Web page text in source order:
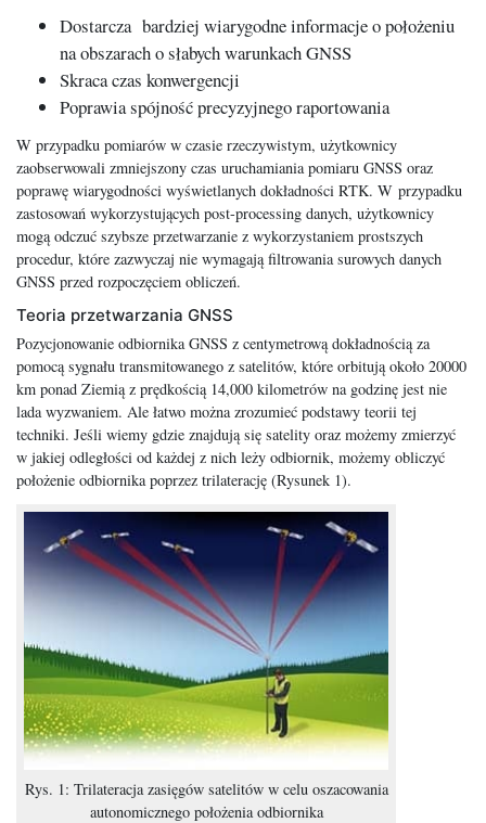
Dostarcza bardziej wiarygodne informacje o położeniu
na obszarach o słabych warunkach GNSS
Skraca czas konwergencji
Poprawia spójność precyzyjnego raportowania
W przypadku pomiarów w czasie rzeczywistym, użytkownicy
zaobserwowali zmniejszony czas uruchamiania pomiaru GNSS oraz
poprawę wiarygodności wyświetlanych dokładności RTK. W przypadku
zastosowań wykorzystujących post-processing danych, użytkownicy
mogą odczuć szybsze przetwarzanie z wykorzystaniem prostszych
procedur, które zazwyczaj nie wymagają filtrowania surowych danych
GNSS przed rozpoczęciem obliczeń.
Teoria przetwarzania GNSS
Pozycjonowanie odbiornika GNSS z centymetrową dokładnością za
pomocą sygnału transmitowanego z satelitów, które orbitują około 20000
km ponad Ziemią z prędkością 14,000 kilometrów na godzinę jest nie
lada wyzwaniem. Ale łatwo można zrozumieć podstawy teorii tej
techniki. Jeśli wiemy gdzie znajdują się satelity oraz możemy zmierzyć
w jakiej odległości od każdej z nich leży odbiornik, możemy obliczyć
położenie odbiornika poprzez trilaterację (Rysunek 1).
Rys. 1: Trilateracja zasięgów satelitów w celu oszacowania
autonomicznego położenia odbiornika